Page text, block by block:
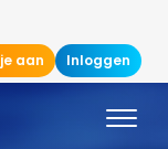
aan Inloggen